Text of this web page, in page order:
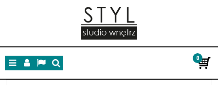
MenuPanelLangSzukaj
0